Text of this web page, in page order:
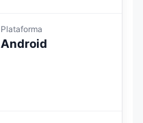
Plataforma
Android